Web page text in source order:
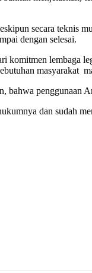
secara teknis
dengan selesai.
komitmen lembaga
masyarakat
bahwa penggunaan
dan sudah